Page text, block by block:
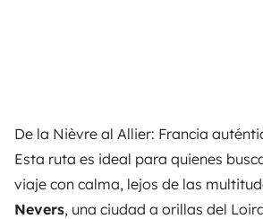
De la Nièvre al Allier: Francia
Esta ruta es ideal para quienes
viaje con calma, lejos de las
Nevers, una ciudad a orillas del